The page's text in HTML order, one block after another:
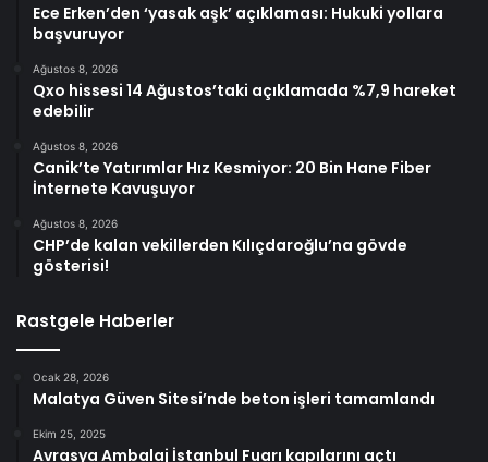
Ece Erken’den ‘yasak aşk’ açıklaması: Hukuki yollara
başvuruyor
Ağustos 8, 2026
Qxo hissesi 14 Ağustos’taki açıklamada %7,9 hareket
edebilir
Ağustos 8, 2026
Canik’te Yatırımlar Hız Kesmiyor: 20 Bin Hane Fiber
İnternete Kavuşuyor
Ağustos 8, 2026
CHP’de kalan vekillerden Kılıçdaroğlu’na gövde
gösterisi!
Rastgele Haberler
Ocak 28, 2026
Malatya Güven Sitesi’nde beton işleri tamamlandı
Ekim 25, 2025
Avrasya Ambalaj İstanbul Fuarı kapılarını açtı